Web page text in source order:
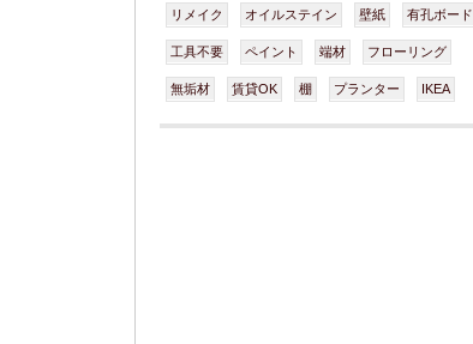
リメイク オイルステイン 壁紙 有孔ボード
工具不要 ペイント 端材 フローリング
無垢材 賃貸OK 棚 プランター IKEA